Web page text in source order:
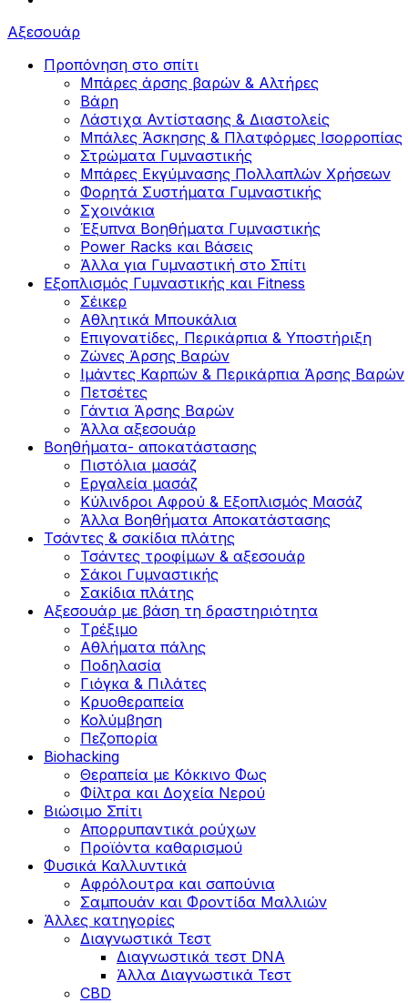
Αξεσουάρ
Προπόνηση στο σπίτι
Μπάρες άρσης βαρών & Αλτήρες
Βάρη
Λάστιχα Αντίστασης & Διαστολείς
Μπάλες Άσκησης & Πλατφόρμες Ισορροπίας
Στρώματα Γυμναστικής
Μπάρες Εκγύμνασης Πολλαπλών Χρήσεων
Φορητά Συστήματα Γυμναστικής
Σχοινάκια
Έξυπνα Βοηθήματα Γυμναστικής
Power Racks και Βάσεις
Άλλα για Γυμναστική στο Σπίτι
Εξοπλισμός Γυμναστικής και Fitness
Σέικερ
Αθλητικά Μπουκάλια
Επιγονατίδες, Περικάρπια & Υποστήριξη
Ζώνες Άρσης Βαρών
Ιμάντες Καρπών & Περικάρπια Άρσης Βαρών
Πετσέτες
Γάντια Άρσης Βαρών
Άλλα αξεσουάρ
Βοηθήματα- αποκατάστασης
Πιστόλια μασάζ
Εργαλεία μασάζ
Κύλινδροι Αφρού & Εξοπλισμός Μασάζ
Άλλα Βοηθήματα Αποκατάστασης
Τσάντες & σακίδια πλάτης
Τσάντες τροφίμων & αξεσουάρ
Σάκοι Γυμναστικής
Σακίδια πλάτης
Αξεσουάρ με βάση τη δραστηριότητα
Tρέξιμο
Αθλήματα πάλης
Ποδηλασία
Γιόγκα & Πιλάτες
Κρυοθεραπεία
Κολύμβηση
Πεζοπορία
Biohacking
Θεραπεία με Κόκκινο Φως
Φίλτρα και Δοχεία Νερού
Βιώσιμο Σπίτι
Απορρυπαντικά ρούχων
Προϊόντα καθαρισμού
Φυσικά Καλλυντικά
Αφρόλουτρα και σαπούνια
Σαμπουάν και Φροντίδα Μαλλιών
Άλλες κατηγορίες
Διαγνωστικά Τεστ
Διαγνωστικά τεστ DNA
Άλλα Διαγνωστικά Τεστ
CBD